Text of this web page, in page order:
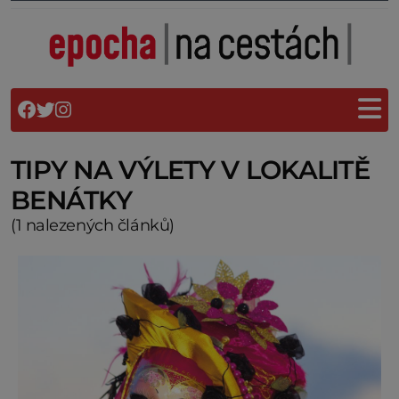
TIPY NA VÝLETY V LOKALITĚ
BENÁTKY
(1 nalezených článků)